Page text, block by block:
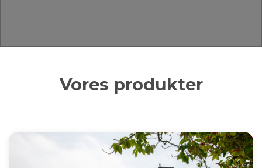
Vores produkter